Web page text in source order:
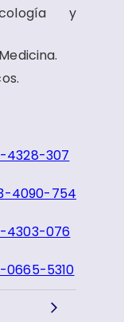
y
307
4090-754
4303-076
5310